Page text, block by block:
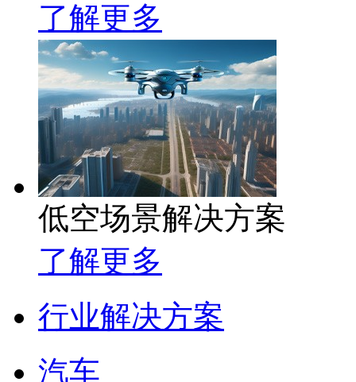
了解更多
低空场景解决方案
了解更多
行业解决方案
汽车